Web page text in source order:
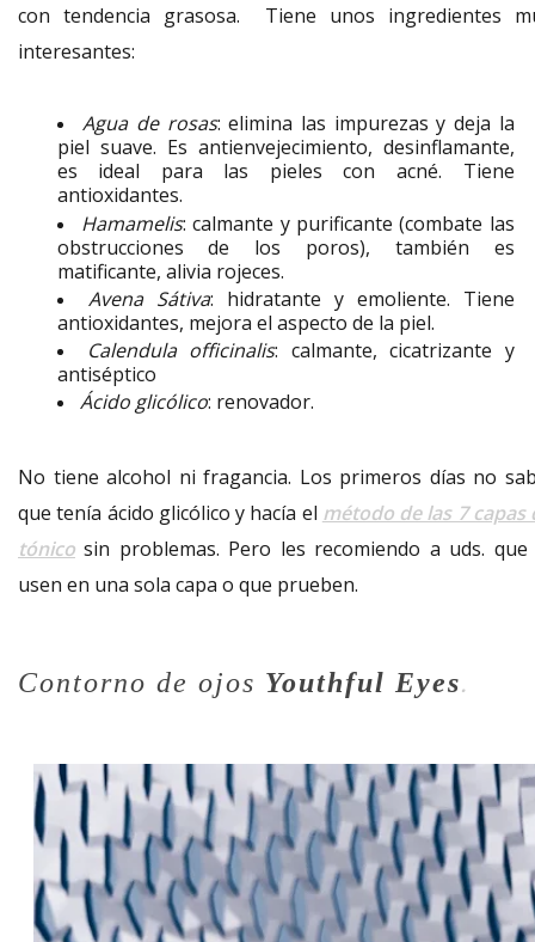
con tendencia grasosa. Tiene unos ingredientes
interesantes:
Agua de rosas: elimina las impurezas y deja la
piel suave. Es antienvejecimiento, desinflamante,
es ideal para las pieles con acné. Tiene
antioxidantes.
Hamamelis: calmante y purificante (combate las
obstrucciones de los poros), también es
matificante, alivia rojeces.
Avena Sátiva: hidratante y emoliente. Tiene
antioxidantes, mejora el aspecto de la piel.
Calendula officinalis: calmante, cicatrizante y
antiséptico
Ácido glicólico: renovador.
No tiene alcohol ni fragancia. Los primeros días no
que tenía ácido glicólico y hacía el método de las 7 capas
tónico sin problemas. Pero les recomiendo a uds. que
usen en una sola capa o que prueben.
Contorno de ojos Youthful Eyes.